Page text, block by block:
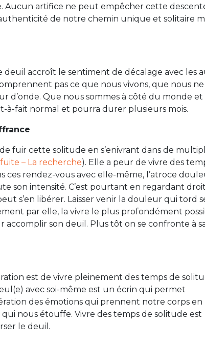
Aucun artifice ne peut empêcher cette
de notre chemin unique et solitaire
deuil accroît le sentiment de décalage avec les
pas ce que nous vivons, que nous ne
d’onde. Que nous sommes à côté du monde et
à-fait normal et pourra durer plusieurs mois.
fuir cette solitude en s’enivrant dans de
– La recherche). Elle a peur de vivre des
ces rendez-vous avec elle-même, l’atroce
son intensité. C’est pourtant en regardant
s’en libérer. Laisser venir la douleur qui tord
par elle, la vivre le plus profondément
accomplir son deuil. Plus tôt on se confronte à
est de vivre pleinement des temps de
avec soi-même est un écrin qui permet
des émotions qui prennent notre corps en
nous étouffe. Vivre des temps de solitude est
le deuil.